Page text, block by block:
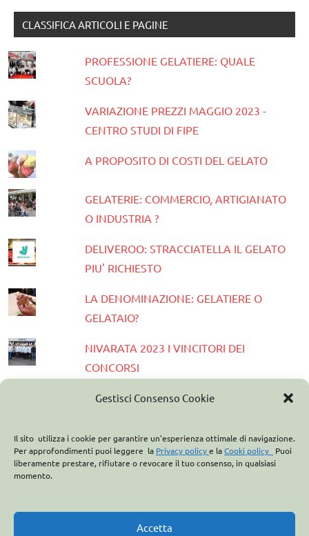
Gestisci Consenso Cookie
Il sito utilizza i cookie per garantire un'esperienza ottimale di navigazione.
Per approfondimenti puoi leggere la Privacy policye laCooki policy
Puoi
liberamente prestare, rifiutare o revocare il tuo consenso, in qualsiasi
momento.
Accetta
CLASSIFICA ARTICOLI E PAGINE
PROFESSIONE GELATIERE: QUALE
SCUOLA?
VARIAZIONE PREZZI MAGGIO 2023 -
CENTRO STUDI DI FIPE
A PROPOSITO DI COSTI DEL GELATO
GELATERIE: COMMERCIO, ARTIGIANATO
O INDUSTRIA ?
DELIVEROO: STRACCIATELLA IL GELATO
PIU' RICHIESTO
LA DENOMINAZIONE: GELATIERE O
GELATAIO?
NIVARATA 2023 I VINCITORI DEI
CONCORSI
PRESENTATA LA GUIDA GELATERIE
ASSOCIAZIONE ITALIANA GELATIERI:
CASA OPTIMA PARTNER
CONO GELATO